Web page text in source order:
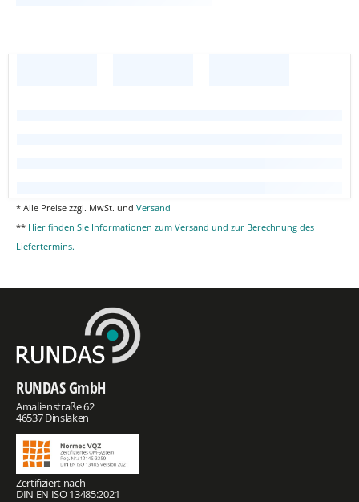
* Alle Preise zzgl. MwSt. und Versand
** Hier finden Sie Informationen zum Versand und zur Berechnung des
Liefertermins.
RUNDAS GmbH
Amalienstraße 62
46537 Dinslaken
Zertifiziert nach
DIN EN ISO 13485:2021